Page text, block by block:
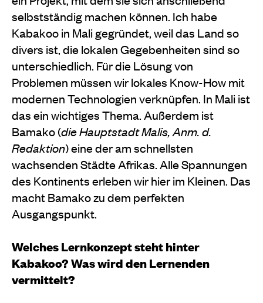
selbstständig machen können. Ich habe
Kabakoo in Mali gegründet, weil das Land so
divers ist, die lokalen Gegebenheiten sind so
unterschiedlich. Für die Lösung von
Problemen müssen wir lokales Know-How mit
modernen Technologien verknüpfen. In Mali ist
das ein wichtiges Thema. Außerdem ist
Bamako (dieHauptstadt Malis, Anm. d.
Redaktion) eine der am schnellsten
wachsenden Städte Afrikas. Alle Spannungen
des Kontinents erleben wir hier im Kleinen. Das
macht Bamako zu dem perfekten
Ausgangspunkt.
Welches Lernkonzept steht hinter
Kabakoo? Was wird den Lernenden
vermittelt?